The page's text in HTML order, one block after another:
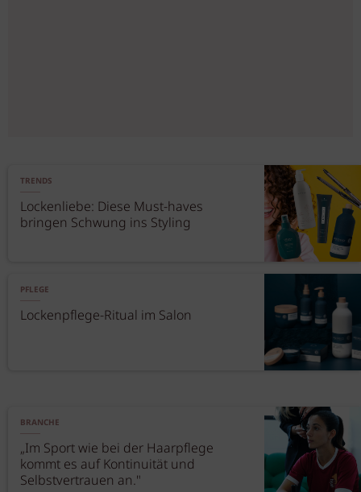
TRENDS
Lockenliebe: Diese Must-haves
bringen Schwung ins Styling
PFLEGE
Lockenpflege-Ritual im Salon
BRANCHE
„Im Sport wie bei der Haarpflege
kommt es auf Kontinuität und
Selbstvertrauen an."